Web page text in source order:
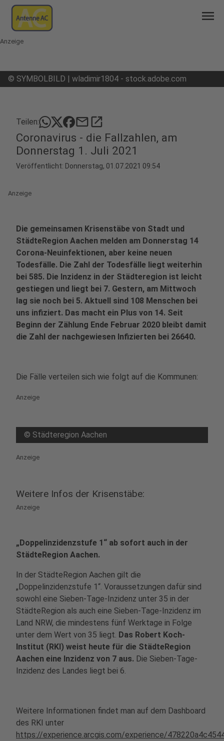
menu
Anzeige
© SYMBOLBILD | wladimir1804 - stock.adobe.com
Teilen: mailopen_in_new
Coronavirus - die Fallzahlen, am
Donnerstag 1. Juli 2021
Veröffentlicht: Donnerstag, 01.07.2021 09:54
Anzeige
Die gemeinsamen Krisenstäbe von Stadt und
StädteRegion Aachen melden am Donnerstag 14
Corona-Neuinfektionen, aber keine neuen
Todesfälle. Die Zahl der Todesfälle liegt weiterhin
bei 585. Die Inzidenz in der Städteregion ist leicht
gestiegen und liegt bei 7. Gestern, am Mittwoch
lag sie noch bei 5. Aktuell sind 108 Menschen bei
uns infiziert. Das macht ein Plus von 14. Seit
Beginn der Zählung Ende Februar 2020 bleibt damit
die Zahl der nachgewiesen Infizierten bei 26640.
Die Fälle verteilen sich wie folgt auf die Kommunen:
Anzeige
© Städteregion Aachen
Anzeige
Weitere Infos der Krisenstäbe:
Anzeige
„Doppelinzidenzstufe 1“ ab sofort auch in der
StädteRegion Aachen.
In der StädteRegion Aachen gilt die
„Doppelinzidenzstufe 1“. Voraussetzungen dafür sind
sowohl eine Sieben-Tage-Inzidenz unter 35 in der
StädteRegion als auch eine Sieben-Tage-Inzidenz im
Land NRW, die mindestens fünf Werktage in Folge
unter dem Wert von 35 liegt. Das Robert Koch-
Institut (RKI) weist heute für die StädteRegion
Aachen eine Inzidenz von 7 aus. Die Sieben-Tage-
Inzidenz des Landes liegt bei 6.
Weitere Informationen findet man auf dem Dashboard
des RKI unter
https://experience.arcgis.com/experience/